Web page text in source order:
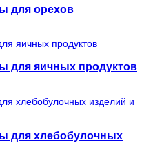
для орехов
для яичных продуктов
для хлебобулочных